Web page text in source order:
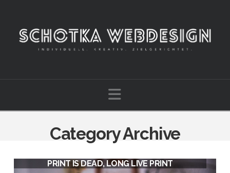
Navigation
Category Archive
PRINT IS DEAD, LONG LIVE PRINT
THE MODERN WORKSPACE